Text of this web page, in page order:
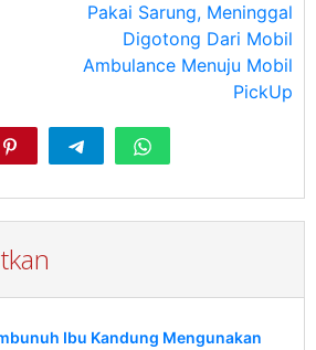
Pakai Sarung, Meninggal
Digotong Dari Mobil
Ambulance Menuju Mobil
PickUp
Ibu Kandung Mengunakan